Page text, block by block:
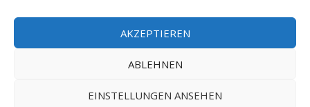
AKZEPTIEREN
ABLEHNEN
EINSTELLUNGEN ANSEHEN
HOME